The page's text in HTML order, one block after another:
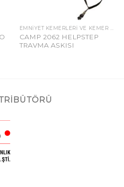
EMNIYET KEMERLERI VE KEMER AKSESUARLARI
CAMP 2062 HELPSTEP
TRAVMA ASKISI